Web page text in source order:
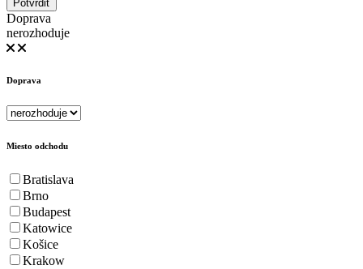
Potvrdiť
Doprava
nerozhoduje
Doprava
Miesto odchodu
Bratislava
Brno
Budapest
Katowice
Košice
Krakow